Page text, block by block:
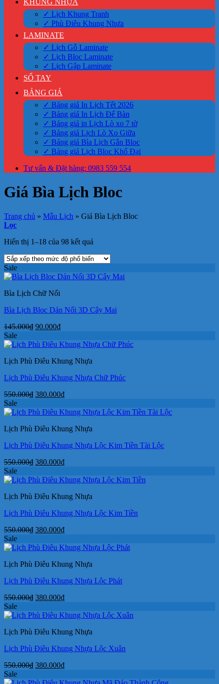
KHUNG NHỰA
✓ Lịch Khung Tranh
✓ Phù Điêu Khung Nhựa
LAMINATE
✓ Lịch Gỗ Laminate
✓ Lịch Bloc Laminate
✓ Lịch Gập Laminate
SỔ TAY
BẢNG GIÁ
✓ Bảng giá In Lịch Tết 2026
✓ Bảng giá In Lịch Để Bàn
✓ Bảng giá in Lịch Lò xo 7 tờ
✓ Bảng giá Lịch Lò Xo Giữa
✓ Bảng giá Bìa Lịch Gắn Bloc
✓ Bảng giá Lịch Bloc Khổ Đại
Tư vấn & Đặt hàng: 0983 559 554
Giá Bìa Lịch Bloc
Trang chủ » Mẫu Lịch » Giá Bìa Lịch Bloc
Lọc
Hiển thị 1–18 của 98 kết quả
xếp
mức
Sale
Bìa Lịch Chữ Nổi
Bìa Lịch Bloc Dán Nổi 3D Cây Mai
145.000₫ Giá
là:
90.000₫Giá
tại
90.000₫.
Sale
Lịch Phù Điêu Khung Nhựa
Lịch Phù Điêu Khung Nhựa Chữ Phúc
550.000₫ Giá
là:
380.000₫Giá
tại
380.000₫.
Sale
Lịch Phù Điêu Khung Nhựa
Lịch Phù Điêu Khung Nhựa Lộc Kim Tiền Tài Lộc
550.000₫ Giá
là:
380.000₫Giá
tại
380.000₫.
Sale
Lịch Phù Điêu Khung Nhựa
Lịch Phù Điêu Khung Nhựa Lộc Kim Tiền
550.000₫ Giá
là:
380.000₫Giá
tại
380.000₫.
Sale
Lịch Phù Điêu Khung Nhựa
Lịch Phù Điêu Khung Nhựa Lộc Phát
550.000₫ Giá
là:
380.000₫Giá
tại
380.000₫.
Sale
Lịch Phù Điêu Khung Nhựa
Lịch Phù Điêu Khung Nhựa Lộc Xuân
550.000₫ Giá
là:
380.000₫Giá
tại
Sale